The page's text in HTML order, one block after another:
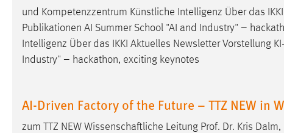
und Kompetenzzentrum Künstliche Intelligenz Über das
Publikationen AI Summer School "AI and Industry" –
Intelligenz Über das IKKI Aktuelles Newsletter Vorstellung KI-
Industry" – hackathon, exciting keynotes
AI-Driven Factory of the Future – TTZ NEW in
zum TTZ NEW Wissenschaftliche Leitung Prof. Dr. Kris
YouTube
Vimeo